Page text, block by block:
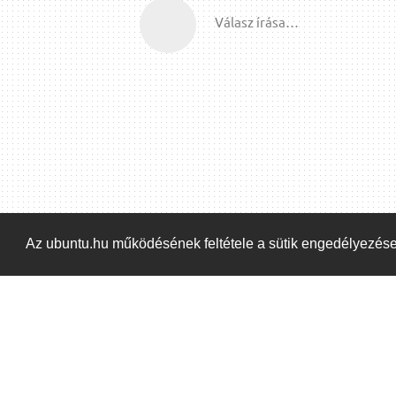
Az ubuntu.hu működésének feltétele a sütik
Válasz írása…